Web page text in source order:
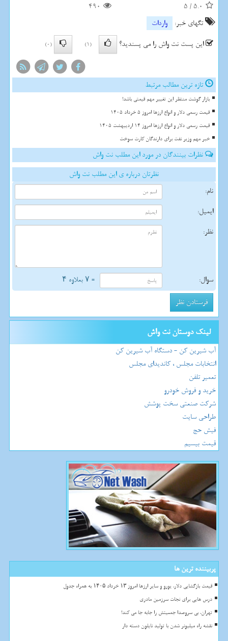
5.0
/
5
490
تگهای خبر:
واردات
این پست نت واش را می پسندید؟
(1)
(0)
تازه ترین مطالب مرتبط
بازار گوشت منتظر این تغییر مهم قیمتی باشد!
قیمت رسمی دلار و انواع ارزها امروز 5 خرداد 1405
قیمت رسمی دلار و انواع ارزها امروز 14 اردیبهشت 1405
خبر مهم وزیر نفت برای دارندگان کارت سوخت
نظرات بینندگان در مورد این مطلب نت واش
نظرتان درباره ی این مطلب نت واش
نام:
ایمیل:
نظر:
سوال: = ۷ بعلاوه ۴
لینک دوستان نت واش
آب شیرین کن - دستگاه آب شیرین کن
انتخابات مجلس ، کاندیدای مجلس
تعمیر تلفن
خرید و فروش خودرو
شرکت صنعتی سخت پوشش
طراحی سایت
فیش حج
قیمت بیسیم
پربیننده ترین ها
قیمت بازگشایی دلار، یورو و سایر ارزها امروز ۱۳ خرداد ۱۴۰۵ به همراه جدول
درس هایی برای نجات سرزمین مادری
تهران، بی سروصدا جمعیتش را جابه جا می کند!
نقشه راه میلیونر شدن با تولید نایلون دسته دار